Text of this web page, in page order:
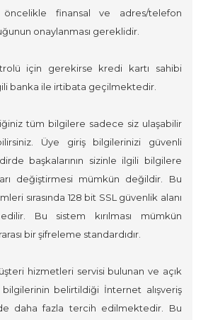
finansal ve adres/telefon
onaylanması gereklidir.
için gerekirse kredi kartı sahibi
banka ile irtibata geçilmektedir.
tüm bilgilere sadece siz ulaşabilir
Üye giriş bilgilerinizi güvenli
başkalarının sizinle ilgili bilgilere
değiştirmesi mümkün değildir. Bu
sırasında 128 bit SSL güvenlik alanı
Bu sistem kırılması mümkün
bir şifreleme standardıdır.
hizmetleri servisi bulunan ve açık
belirtildiği İnternet alışveriş
daha fazla tercih edilmektedir. Bu